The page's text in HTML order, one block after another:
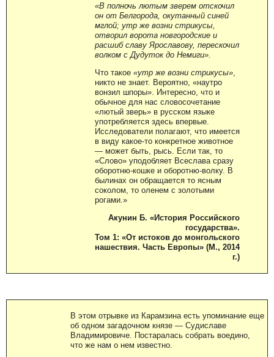
«В полночь лютым зверем отскочил
он от Белгорода, окутанный синей
мглой; утр же возни стрикусы,
отворил ворота новгородские и
расшиб славу Ярославову, перескочил
волком с Дудуток до Немиги».
Что такое «утр же возни стрикусы»
никто не знает. Вероятно, «наутро
вонзил шпоры». Интересно, что и
обычное для нас словосочетание
«лютый зверь» в русском языке
употребляется здесь впервые.
Исследователи полагают, что имеется
в виду какое-то конкретное животное
— может быть, рысь. Если так, то
«Слово» уподобляет Всеслава сразу
оборотню-кошке и оборотню-волку. В
былинах он обращается то ясным
соколом, то оленем с золотыми
рогами.»
Акунин Б. «История Российского
государства».
Том 1: «От истоков до монгольского
нашествия. Часть Европы» (М., 2014
г.)
В этом отрывке из Карамзина есть упоминание еще
об одном загадочном князе — Судиславе
Владимировиче. Постаралась собрать воедино,
что же нам о нем известно.